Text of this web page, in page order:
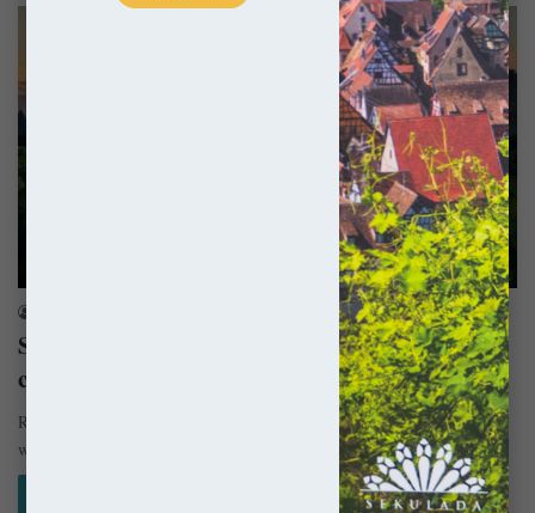
Francja
Samochodem na południe Francji – Podróż w
czasach zarazy
Rok 1816 był rokiem bez lata, zaś rok 2020 miał być rokiem bez
wakacji. Przyczyny tego drugiego wszak były bardziej…